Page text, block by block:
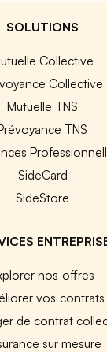
SOLUTIONS
Collective
Collective
Mutuelle TNS
TNS
SideCard
SideStore
nos offres
vos contrats
de contrat
sur mesure